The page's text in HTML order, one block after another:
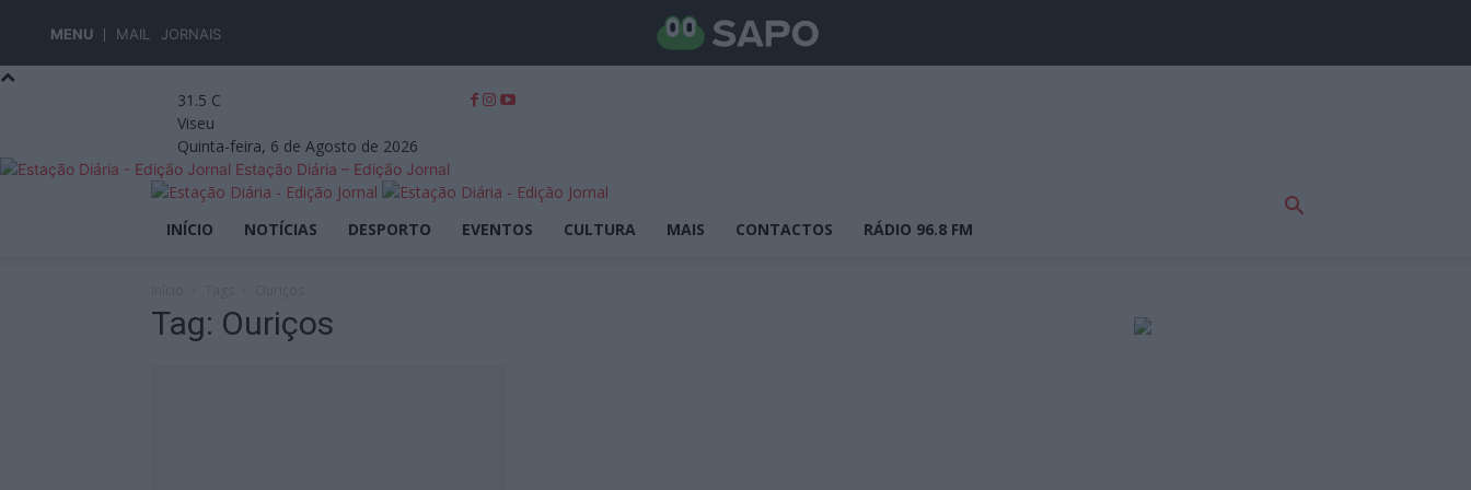
MENU MAIL JORNAIS
31.5 C
Viseu
Quinta-feira, 6 de Agosto de 2026
Estação Diária – Edição Jornal
INÍCIO NOTÍCIAS DESPORTO EVENTOS CULTURA MAIS CONTACTOS RÁDIO 96.8 FM
Tag: Ouriços